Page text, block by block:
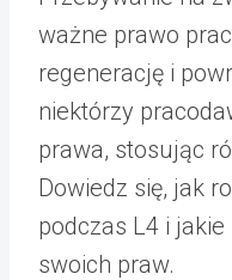
ważne prawo
regenerację i
niektórzy
prawa, stosując
Dowiedz się, jak
podczas L4 i
swoich praw.